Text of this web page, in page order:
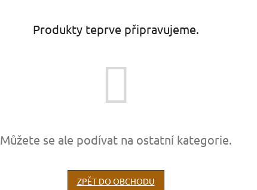
Produkty teprve připravujeme.
Můžete se ale podívat na ostatní kategorie.
ZPĚT DO OBCHODU